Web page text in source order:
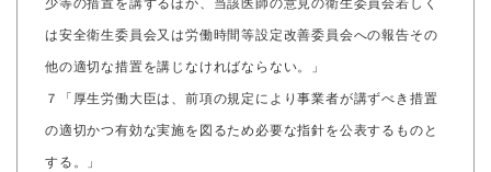
少等の措置を講ずるほか、当該医師の意見の衛生委員会若しく
は安全衛生委員会又は労働時間等設定改善委員会への報告その
他の適切な措置を講じなければならない。」
７「厚生労働大臣は、前項の規定により事業者が講ずべき措置
の適切かつ有効な実施を図るため必要な指針を公表するものと
する。」